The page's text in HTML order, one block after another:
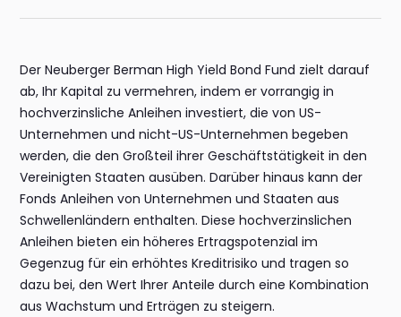
Der Neuberger Berman High Yield Bond Fund zielt darauf
ab, Ihr Kapital zu vermehren, indem er vorrangig in
hochverzinsliche Anleihen investiert, die von US-
Unternehmen und nicht-US-Unternehmen begeben
werden, die den Großteil ihrer Geschäftstätigkeit in den
Vereinigten Staaten ausüben. Darüber hinaus kann der
Fonds Anleihen von Unternehmen und Staaten aus
Schwellenländern enthalten. Diese hochverzinslichen
Anleihen bieten ein höheres Ertragspotenzial im
Gegenzug für ein erhöhtes Kreditrisiko und tragen so
dazu bei, den Wert Ihrer Anteile durch eine Kombination
aus Wachstum und Erträgen zu steigern.